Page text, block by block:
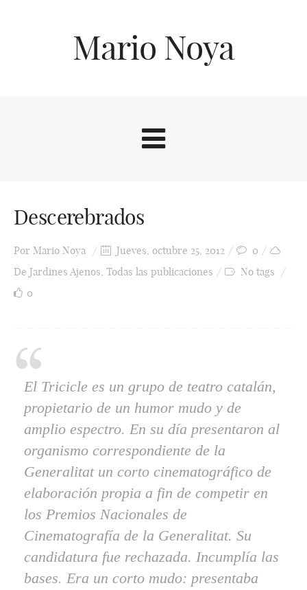
Mario Noya
Descerebrados
Por Mario Noya Jueves, octubre 25, 2012
0
De Jardines Ajenos, Todas las publicaciones
No tags
0
El Tricicle es un grupo de teatro catalán,
propietario de un humor mudo y de
amplio espectro. En su día presentaron al
organismo correspondiente de la
Generalitat un corto cinematográfico de
elaboración propia a fin de competir en
los Premios Nacionales de
Cinematografía de la Generalitat. Su
candidatura fue rechazada. Incumplía las
bases. Era un corto mudo: presentaba